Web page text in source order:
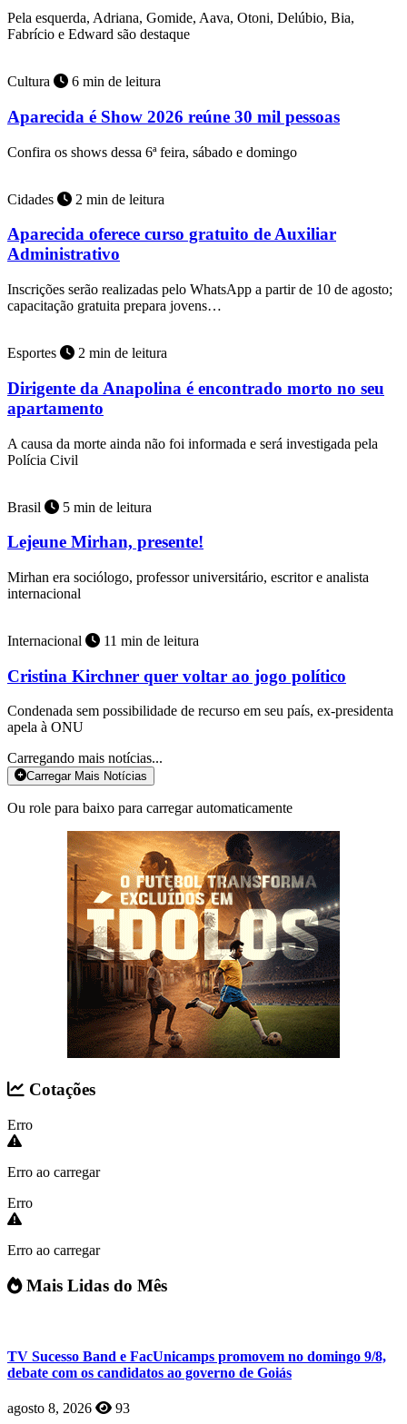
Pela esquerda, Adriana, Gomide, Aava, Otoni, Delúbio, Bia,
Fabrício e Edward são destaque
Cultura 6 min de leitura
Aparecida é Show 2026 reúne 30 mil pessoas
Confira os shows dessa 6ª feira, sábado e domingo
Cidades 2 min de leitura
Aparecida oferece curso gratuito de Auxiliar
Administrativo
Inscrições serão realizadas pelo WhatsApp a partir de 10 de agosto;
capacitação gratuita prepara jovens…
Esportes 2 min de leitura
Dirigente da Anapolina é encontrado morto no seu
apartamento
A causa da morte ainda não foi informada e será investigada pela
Polícia Civil
Brasil 5 min de leitura
Lejeune Mirhan, presente!
Mirhan era sociólogo, professor universitário, escritor e analista
internacional
Internacional 11 min de leitura
Cristina Kirchner quer voltar ao jogo político
Condenada sem possibilidade de recurso em seu país, ex-presidenta
apela à ONU
Carregando mais notícias...
Carregar Mais Notícias
Ou role para baixo para carregar automaticamente
Cotações
Erro
Erro ao carregar
Erro
Erro ao carregar
Mais Lidas do Mês
TV Sucesso Band e FacUnicamps promovem no domingo 9/8,
debate com os candidatos ao governo de Goiás
agosto 8, 2026 93